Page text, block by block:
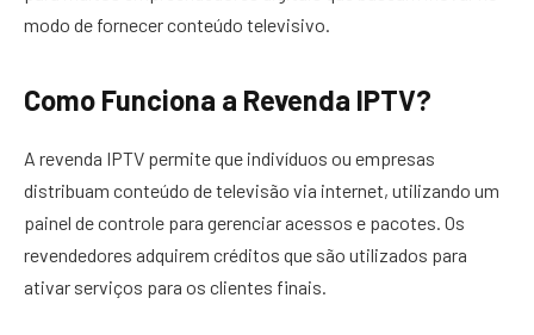
modo de fornecer conteúdo televisivo.
Como Funciona a Revenda IPTV?
A revenda IPTV permite que indivíduos ou empresas
distribuam conteúdo de televisão via internet, utilizando um
painel de controle para gerenciar acessos e pacotes. Os
revendedores adquirem créditos que são utilizados para
ativar serviços para os clientes finais.